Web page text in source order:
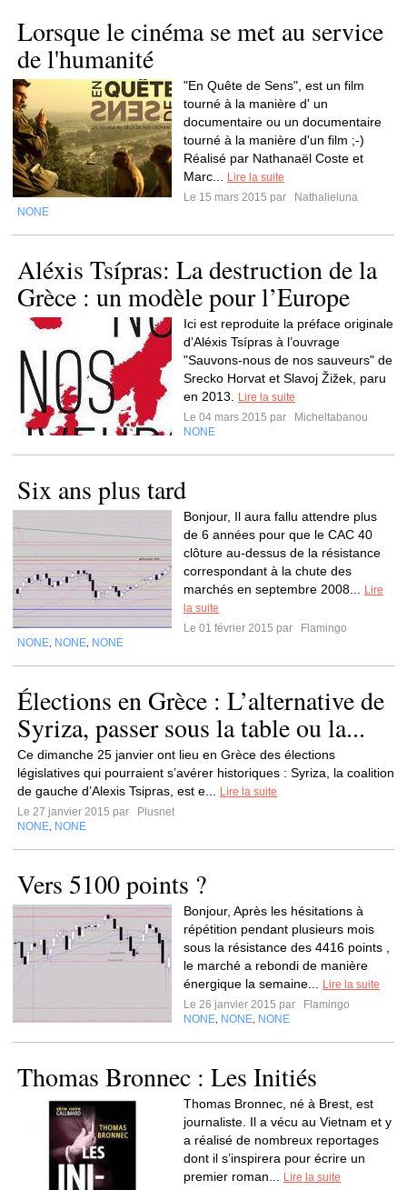
Lorsque le cinéma se met au service
de l'humanité
"En Quête de Sens", est un film
tourné à la manière d' un
documentaire ou un documentaire
tourné à la manière d'un film ;-)
Réalisé par Nathanaël Coste et
Marc...
Lire la suite
Le 15 mars 2015 par
Nathalieluna
NONE
Aléxis Tsípras: La destruction de la
Grèce : un modèle pour l’Europe
Ici est reproduite la préface originale
d’Aléxis Tsípras à l’ouvrage
"Sauvons-nous de nos sauveurs" de
Srecko Horvat et Slavoj Žižek, paru
en 2013.
Lire la suite
Le 04 mars 2015 par
Micheltabanou
NONE
Six ans plus tard
Bonjour, Il aura fallu attendre plus
de 6 années pour que le CAC 40
clôture au-dessus de la résistance
correspondant à la chute des
marchés en septembre 2008...
Lire
la suite
Le 01 février 2015 par
Flamingo
NONE NONE NONE
Élections en Grèce : L’alternative de
Syriza, passer sous la table ou la...
Ce dimanche 25 janvier ont lieu en Grèce des élections
législatives qui pourraient s’avérer historiques : Syriza, la coalition
de gauche d’Alexis Tsipras, est e...
Lire la suite
Le 27 janvier 2015 par
Plusnet
NONE NONE
Vers 5100 points ?
Bonjour, Après les hésitations à
répétition pendant plusieurs mois
sous la résistance des 4416 points ,
le marché a rebondi de manière
énergique la semaine...
Lire la suite
Le 26 janvier 2015 par
Flamingo
NONE NONE NONE
Thomas Bronnec : Les Initiés
Thomas Bronnec, né à Brest, est
journaliste. Il a vécu au Vietnam et y
a réalisé de nombreux reportages
dont il s’inspirera pour écrire un
premier roman...
Lire la suite